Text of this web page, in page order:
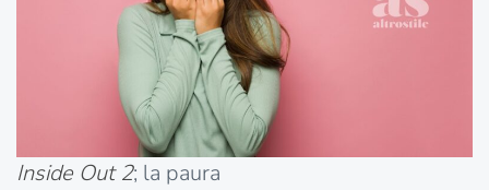
Inside Out 2; la paura